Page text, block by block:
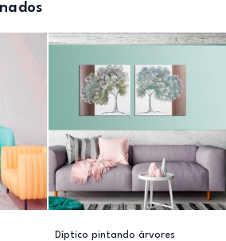
Díptico pintando árvores